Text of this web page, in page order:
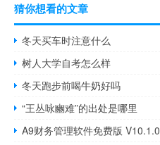
猜你想看的文章
冬天买车时注意什么
树人大学自考怎么样
冬天跑步前喝牛奶好吗
“王丛咏豳难”的出处是哪里